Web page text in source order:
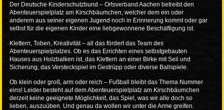
Der Deutsche Kinderschutzbund – Ortsverband Aachen betreibt den
Abenteuerspielplatz am Kirschbäumchen, welcher dem ein oder
anderem aus seiner eigenen Jugend noch in Erinnerung kommt oder gar
selbst für die eigenen Kinder eine liebgewonnene Beschäftigung ist.
Klettern, Toben, Kreativität – all das fördert das Team des
Abenteuerspielplatzes. Ob es das Errichten eines selbstgebauten
Hauses aus Holzbalken ist, das Klettern an einer Birke mit Seil und
Sicherung, das Versteckspiel im Gestrüpp oder diverse Ballspiele.
Ob klein oder groß, arm oder reich – Fußball bleibt das Thema Nummer
eins! Leider besteht auf dem Abenteuerspielplatz am Kirschbäumchen
derzeit keine geeignete Möglichkeit, das Spiel, was wir alle doch so
lieben, auszuüben. Und genau da wollen wir unter die Arme greifen.